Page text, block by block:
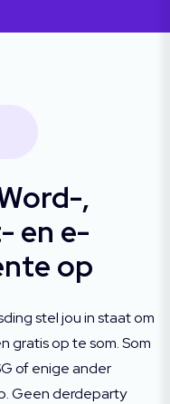
,
en e-
op
stel jou in staat om
gratis op te som. Som
of enige ander
Geen derdeparty